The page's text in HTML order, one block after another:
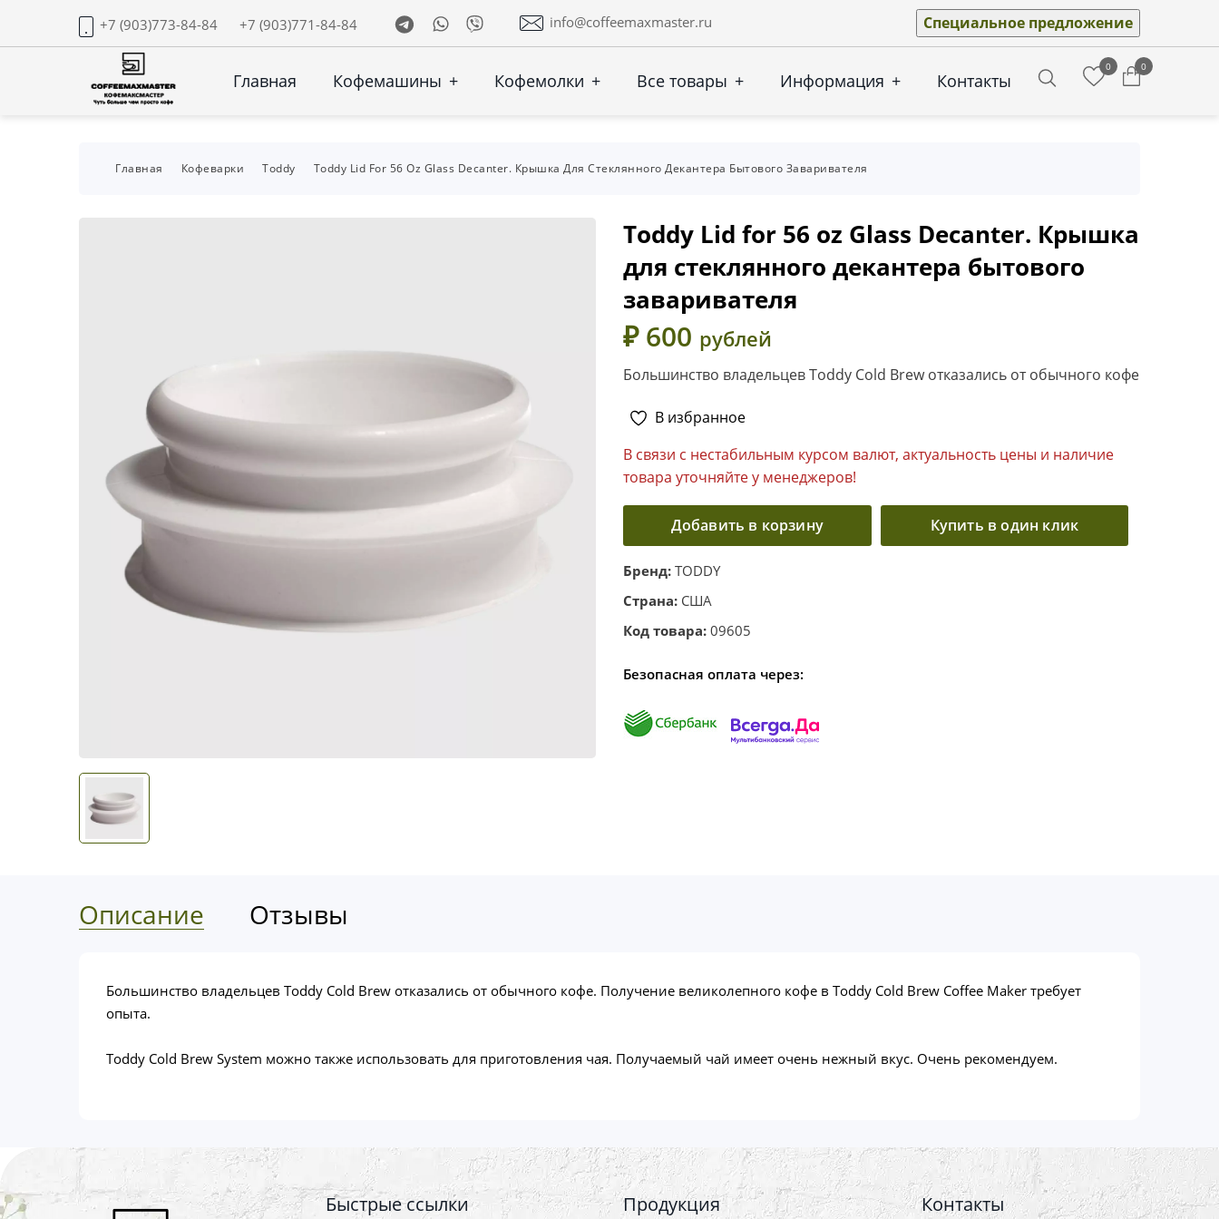
+7 (903)773-84-84 +7 (903)771-84-84 TelegramWhatsapp
Viber info@coffeemaxmaster.ru Специальное предложение
Главная Кофемашины + Кофемолки + Все товары + Информация + Контакты
0 0
Главная Кофеварки Toddy Toddy Lid For 56 Oz Glass Decanter. Крышка Для Стеклянного Декантера Бытового Заваривателя
Toddy Lid for 56 oz Glass Decanter. Крышка
для стеклянного декантера бытового
заваривателя
₽ 600 рублей
Большинство владельцев Toddy Cold Brew отказались от обычного кофе
В избранное
В связи с нестабильным курсом валют, актуальность цены и наличие
товара уточняйте у менеджеров!
Добавить в корзину Купить в один клик
Бренд: TODDY
Страна: США
Код товара: 09605
Безопасная оплата через:
Описание Отзывы
Большинство владельцев Toddy Cold Brew отказались от обычного кофе. Получение великолепного кофе в Toddy Cold Brew Coffee Maker требует
опыта.
Toddy Cold Brew System можно также использовать для приготовления чая. Получаемый чай имеет очень нежный вкус. Очень рекомендуем.
Быстрые ссылки Продукция Контакты